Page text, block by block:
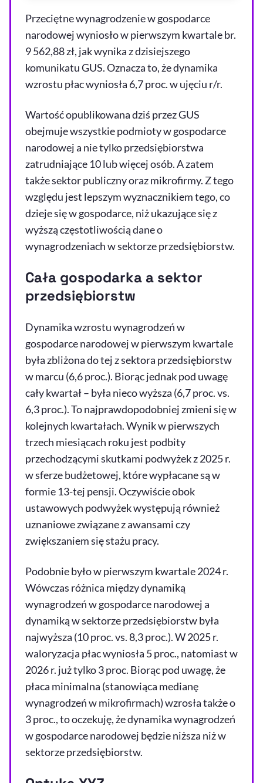
Przeciętne wynagrodzenie w gospodarce
narodowej wyniosło w pierwszym kwartale br.
9 562,88 zł, jak wynika z dzisiejszego
komunikatu GUS. Oznacza to, że dynamika
wzrostu płac wyniosła 6,7 proc. w ujęciu r/r.
Wartość opublikowana dziś przez GUS
obejmuje wszystkie podmioty w gospodarce
narodowej a nie tylko przedsiębiorstwa
zatrudniające 10 lub więcej osób. A zatem
także sektor publiczny oraz mikrofirmy. Z tego
względu jest lepszym wyznacznikiem tego, co
dzieje się w gospodarce, niż ukazujące się z
wyższą częstotliwością dane o
wynagrodzeniach w sektorze przedsiębiorstw.
Cała gospodarka a sektor
przedsiębiorstw
Dynamika wzrostu wynagrodzeń w
gospodarce narodowej w pierwszym kwartale
była zbliżona do tej z sektora przedsiębiorstw
w marcu (6,6 proc.). Biorąc jednak pod uwagę
cały kwartał – była nieco wyższa (6,7 proc. vs.
6,3 proc.). To najprawdopodobniej zmieni się w
kolejnych kwartałach. Wynik w pierwszych
trzech miesiącach roku jest podbity
przechodzącymi skutkami podwyżek z 2025 r.
w sferze budżetowej, które wypłacane są w
formie 13-tej pensji. Oczywiście obok
ustawowych podwyżek występują również
uznaniowe związane z awansami czy
zwiększaniem się stażu pracy.
Podobnie było w pierwszym kwartale 2024 r.
Wówczas różnica między dynamiką
wynagrodzeń w gospodarce narodowej a
dynamiką w sektorze przedsiębiorstw była
najwyższa (10 proc. vs. 8,3 proc.). W 2025 r.
waloryzacja płac wyniosła 5 proc., natomiast w
2026 r. już tylko 3 proc. Biorąc pod uwagę, że
płaca minimalna (stanowiąca medianę
wynagrodzeń w mikrofirmach) wzrosła także o
3 proc., to oczekuję, że dynamika wynagrodzeń
w gospodarce narodowej będzie niższa niż w
sektorze przedsiębiorstw.